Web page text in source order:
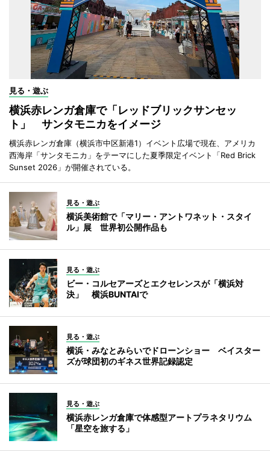
見る・遊ぶ
横浜赤レンガ倉庫で「レッドブリックサンセッ
ト」 サンタモニカをイメージ
横浜赤レンガ倉庫（横浜市中区新港1）イベント広場で現在、アメリカ
西海岸「サンタモニカ」をテーマにした夏季限定イベント「Red Brick
Sunset 2026」が開催されている。
見る・遊ぶ
横浜美術館で「マリー・アントワネット・スタイ
ル」展 世界初公開作品も
見る・遊ぶ
ビー・コルセアーズとエクセレンスが「横浜対
決」 横浜BUNTAIで
見る・遊ぶ
横浜・みなとみらいでドローンショー ベイスター
ズが球団初のギネス世界記録認定
見る・遊ぶ
横浜赤レンガ倉庫で体感型アートプラネタリウム
「星空を旅する」